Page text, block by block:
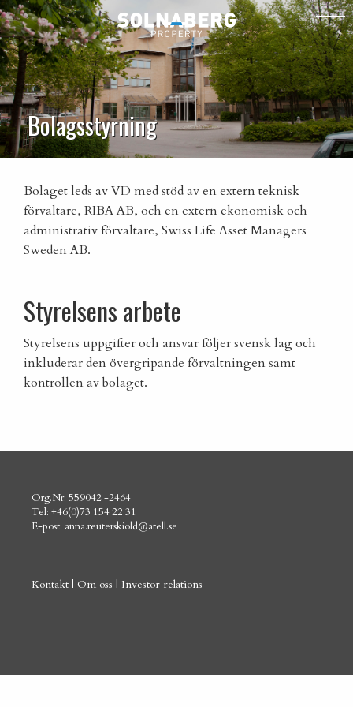
Bolagsstyrning
Bolaget leds av VD med stöd av en extern teknisk
förvaltare, RIBA AB, och en extern ekonomisk och
administrativ förvaltare, Swiss Life Asset Managers
SwedenAB.
Styrelsens arbete
Styrelsens uppgifter och ansvar följer svensk lag och
inkluderar den övergripande förvaltningen samt
kontrollen av bolaget.
Org.Nr. 559042 -2464
Tel: +46(0)73 154 22 31
E-post: anna.reuterskiold@atell.se
Kontakt| Om oss | Investor relations